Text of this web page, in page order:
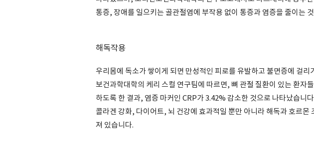
통증, 장애를 일으키는 골관절염에 부작용 없이 통증과 염증을 줄이는
해독작용
우리몸에 독소가 쌓이게 되면 만성적인 피로를 유발하고 불면증에 걸리
보건과학대학의 케리 스컬 연구팀에 따르면, 뼈 관절 질환이 있는 환자
하도록 한 결과, 염증 마커인 CRP가 3.42% 감소한 것으로 나타났습니
콜라겐 강화, 다이어트, 뇌 건강에 효과적일 뿐만 아니라 해독과 호르몬
져 있습니다.